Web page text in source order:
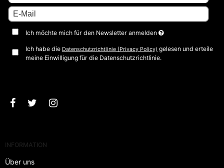
Ich möchte mich für den Newsletter anmelden
Ich habe die Datenschutzrichtlinie (Privacy Policy) gelesen und erteile
meine Einwilligung für die Datenschutzrichtlinie.
INFORMATION
Über uns